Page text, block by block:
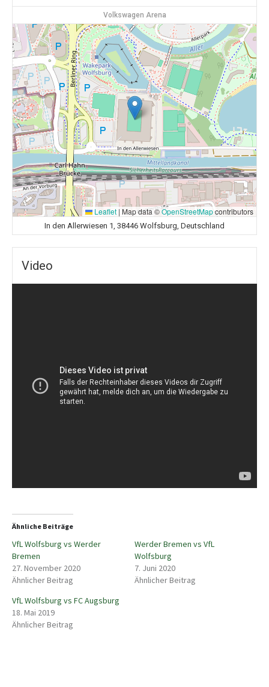
Volkswagen Arena
Leaflet | Map data ©OpenStreetMapcontributors
In den Allerwiesen 1, 38446 Wolfsburg, Deutschland
Video
Ähnliche Beiträge
VfL Wolfsburg vs Werder
Bremen
27. November 2020
Ähnlicher Beitrag
Werder Bremen vs VfL
Wolfsburg
7. Juni 2020
Ähnlicher Beitrag
VfL Wolfsburg vs FC Augsburg
18. Mai 2019
Ähnlicher Beitrag